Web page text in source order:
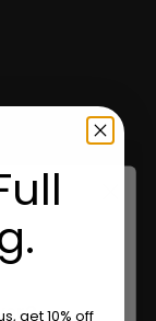
get 10% off